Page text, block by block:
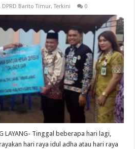
DPRD Barito Timur,Terkini 0
LAYANG- Tinggal beberapa hari lagi,
hari raya idul adha atau hari raya